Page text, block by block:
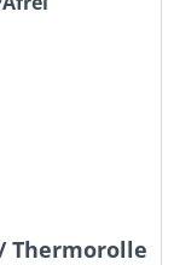
Thermorolle